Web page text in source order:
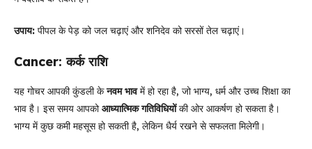
उपाय: पीपल के पेड़ को जल चढ़ाएं और शनिदेव को सरसों तेल चढ़ाएं।
Cancer: कर्क राशि
यह गोचर आपकी कुंडली केनवम भावमें हो रहा है, जो भाग्य, धर्म और उच्च शिक्षा का
भाव है। इस समय आपकोआध्यात्मिक गतिविधियोंकी ओर आकर्षण हो सकता है।
भाग्य में कुछ कमी महसूस हो सकती है, लेकिन धैर्य रखने से सफलता मिलेगी।